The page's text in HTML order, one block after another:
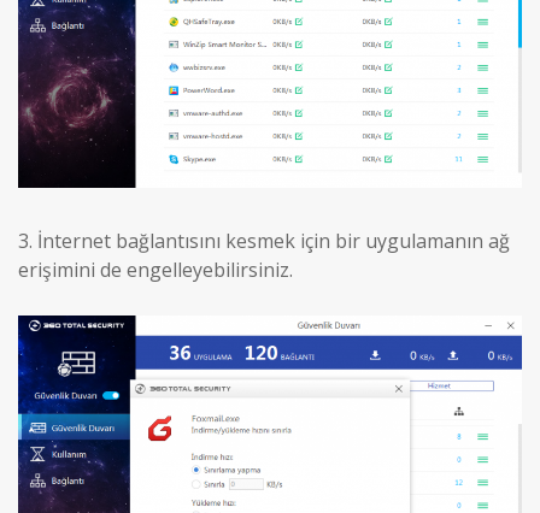
3. İnternet bağlantısını kesmek için bir uygulamanın ağ
erişimini de engelleyebilirsiniz.